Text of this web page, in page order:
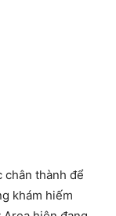
chân thành để
khám hiếm